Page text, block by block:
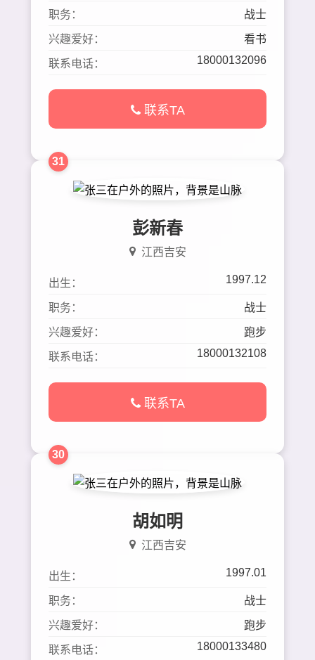
职务： 战士
兴趣爱好： 看书
联系电话： 18000132096
联系TA
31
彭新春
江西吉安
出生： 1997.12
职务： 战士
兴趣爱好： 跑步
联系电话： 18000132108
联系TA
30
胡如明
江西吉安
出生： 1997.01
职务： 战士
兴趣爱好： 跑步
联系电话： 18000133480